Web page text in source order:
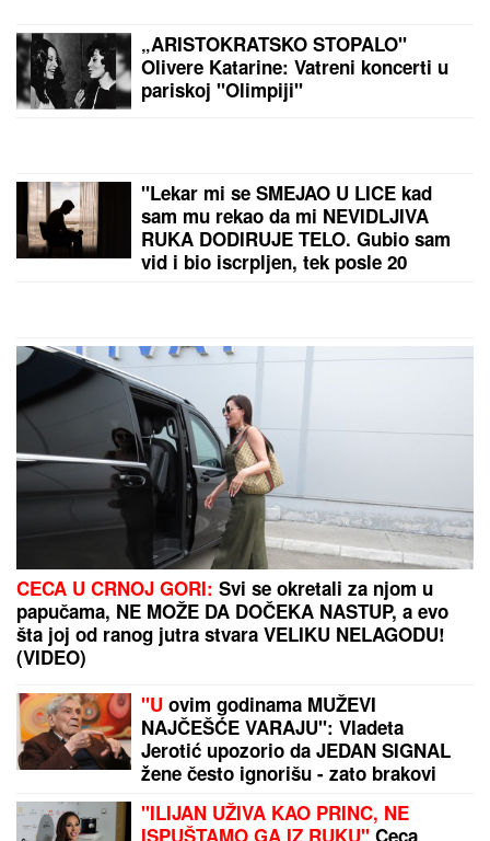
"HOĆEŠ TI DA SE SKIDAŠ ILI JA DA
TE SKINEM?"Pevačica doživela
jezivo zlostavljanje, o traumi samo
KRVAVI EVRIDok su Milica i Marko
mučili pekara (73) tokom intimnog
odnosa, Martina (30) je u "puntu"
radila JEDNU stvar! (FOTO, VIDEO)
ŽENI SE DEJAN STANKOVIĆ KRALJ!Prelepa
doktorka u raskošnoj venčanici, on u odelu sa
crvenom kravatom: Ne skidaju osmeh pred crkveno
venčanje
„ARISTOKRATSKO STOPALO"
Olivere Katarine: Vatreni koncerti u
pariskoj "Olimpiji"